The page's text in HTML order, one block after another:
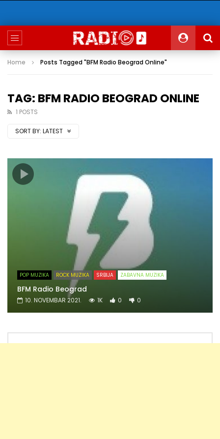
Home Posts Tagged "BFM Radio Beograd Online"
TAG: BFM RADIO BEOGRAD ONLINE
1 POSTS
SORT BY: LATEST
POP MUZIKA ROCK MUZIKA SRBIJA ZABAVNA MUZIKA
BFM Radio Beograd
10. NOVEMBAR 2021. 1K 0 0